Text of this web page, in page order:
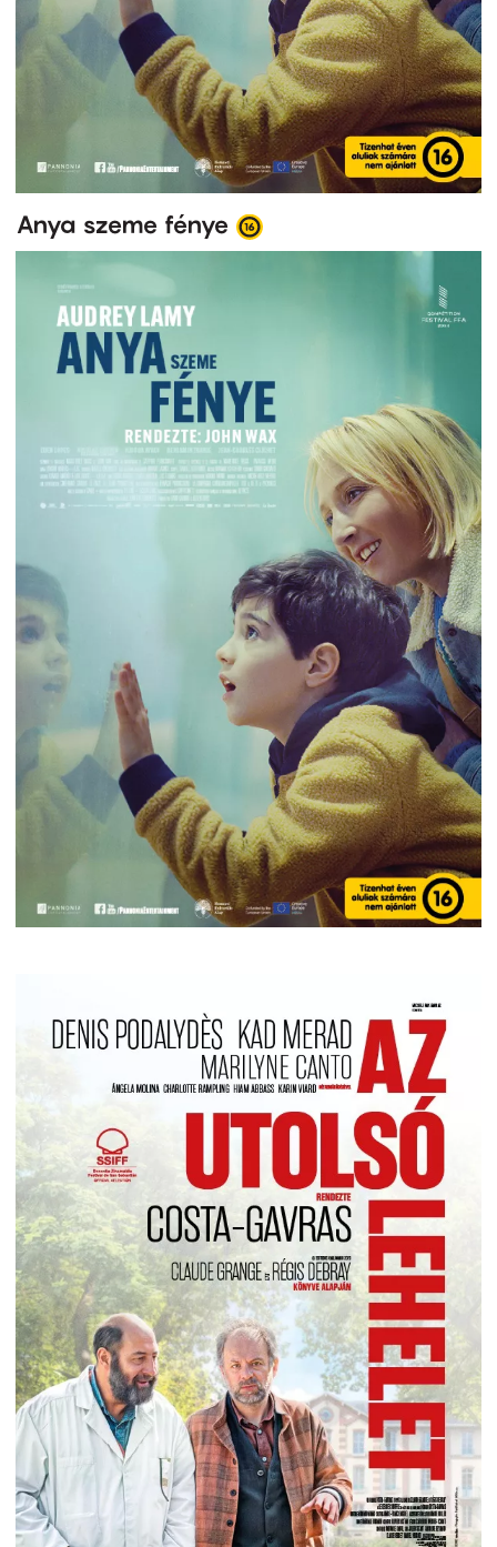
Anya szeme fénye